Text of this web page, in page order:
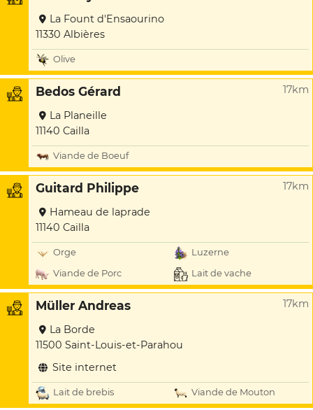
La Fount d'Ensaourino
11330 Albières
Olive
Bedos Gérard 17km
La Planeille
11140 Cailla
Viande de Boeuf
Guitard Philippe 17km
Hameau de laprade
11140 Cailla
Orge
Luzerne
Viande de Porc
Lait de vache
Müller Andreas 17km
La Borde
11500 Saint-Louis-et-Parahou
Site internet
Lait de brebis Viande de Mouton